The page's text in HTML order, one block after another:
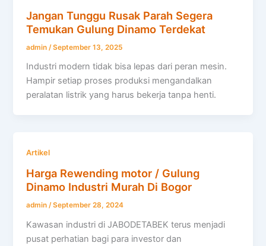
Jangan Tunggu Rusak Parah Segera
Temukan Gulung Dinamo Terdekat
admin /September 13, 2025
Industri modern tidak bisa lepas dari peran mesin.
Hampir setiap proses produksi mengandalkan
peralatan listrik yang harus bekerja tanpa henti.
Artikel
Harga Rewending motor / Gulung
Dinamo Industri Murah Di Bogor
admin/September 28, 2024
Kawasan industri di JABODETABEK terus menjadi
pusat perhatian bagi para investor dan